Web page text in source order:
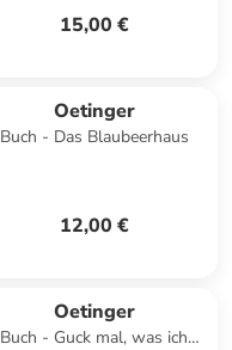
15,00 €
Oetinger
Buch - Das Blaubeerhaus
12,00 €
Oetinger
Buch - Guck mal, was ich